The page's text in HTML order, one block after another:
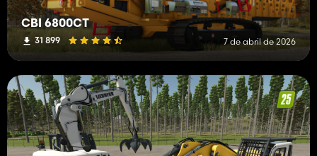
CBI 6800CT
31 899 7 de abril de 2026